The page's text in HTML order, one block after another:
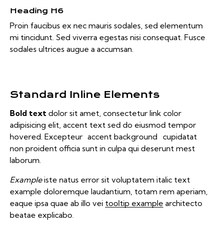
Heading H6
Proin faucibus ex nec mauris sodales, sed elementum
mi tincidunt. Sed viverra egestas nisi consequat. Fusce
sodales ultrices augue a accumsan.
Standard Inline Elements
Bold text dolor sit amet, consectetur link color
adipisicing elit, accent text sed do eiusmod tempor
hovered. Excepteur accent background cupidatat
non proident officia sunt in culpa qui deserunt mest
laborum.
Exampleiste natus error sit voluptatem italic text
example doloremque laudantium, totam rem aperiam,
eaque ipsa quae ab illo vei tooltip example architecto
beatae explicabo.